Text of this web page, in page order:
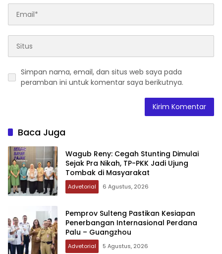
Simpan nama, email, dan situs web saya pada
peramban ini untuk komentar saya berikutnya.
Baca Juga
Wagub Reny: Cegah Stunting Dimulai
Sejak Pra Nikah, TP-PKK Jadi Ujung
Tombak di Masyarakat
Advetorial 6 Agustus, 2026
Pemprov Sulteng Pastikan Kesiapan
Penerbangan Internasional Perdana
Palu – Guangzhou
Advetorial 5 Agustus, 2026